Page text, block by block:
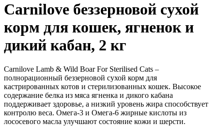
Carnilove беззерновой сухой
корм для кошек, ягненок и
дикий кабан, 2 кг
Carnilove Lamb & Wild Boar For Sterilised Cats –
полнорационный беззерновой сухой корм для
кастрированных котов и стерилизованных кошек. Высокое
содержание белка из мяса ягненка и дикого кабана
поддерживает здоровье, а низкий уровень жира способствует
контролю веса. Омега-3 и Омега-6 жирные кислоты из
лососевого масла улучшают состояние кожи и шерсти.